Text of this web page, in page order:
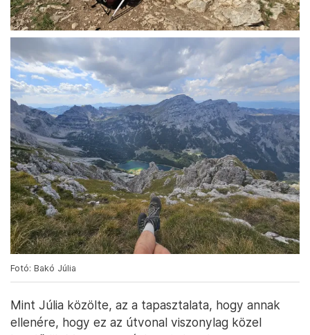
Fotó: Bakó Júlia
Mint Júlia közölte, az a tapasztalata, hogy annak
ellenére, hogy ez az útvonal viszonylag közel